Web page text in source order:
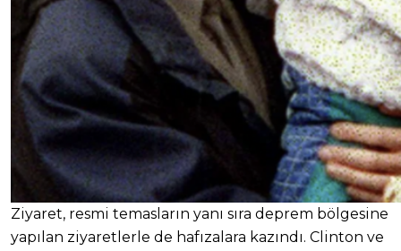
Ziyaret, resmi temasların yanı sıra deprem bölgesine
yapılan ziyaretlerle de hafızalara kazındı. Clinton ve